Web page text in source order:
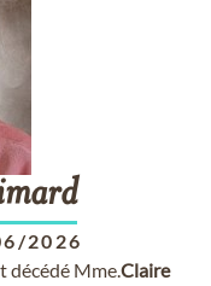
2026
décédé Mme.Claire